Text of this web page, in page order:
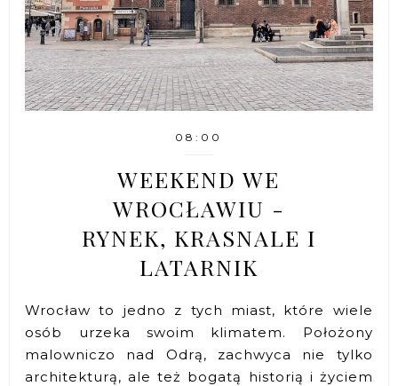
08:00
WEEKEND WE
WROCŁAWIU -
RYNEK, KRASNALE I
LATARNIK
Wrocław to jedno z tych miast, które wiele
osób urzeka swoim klimatem. Położony
malowniczo nad Odrą, zachwyca nie tylko
architekturą, ale też bogatą historią i życiem